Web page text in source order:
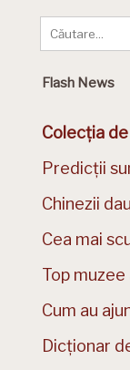
Flash News
Colecția
Predicții
Chinezii
Cea mai
Top
Cum au
Dicționar